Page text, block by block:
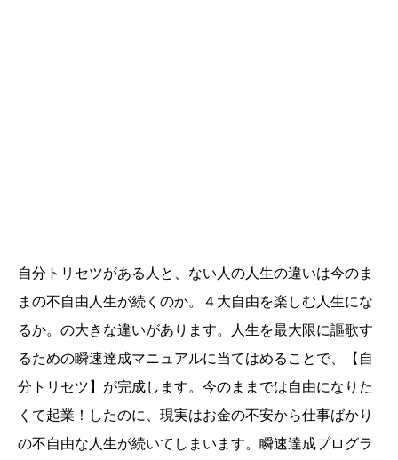
自分トリセツがある人と、ない人の人生の違いは今のま
まの不自由人生が続くのか。４大自由を楽しむ人生にな
るか。の大きな違いがあります。人生を最大限に謳歌す
るための瞬速達成マニュアルに当てはめることで、【自
分トリセツ】が完成します。今のままでは自由になりた
くて起業！したのに、現実はお金の不安から仕事ばかり
の不自由な人生が続いてしまいます。瞬速達成プログラ